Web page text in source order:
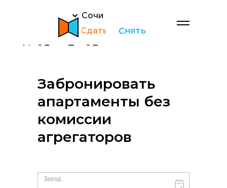
Сдать Снять
Сочи
Забронировать
апартаменты без
комиссии
агрегаторов